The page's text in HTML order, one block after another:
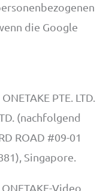
die Google
PTE. LTD.
(nachfolgend
ROAD #09-01
Singapore.
Video